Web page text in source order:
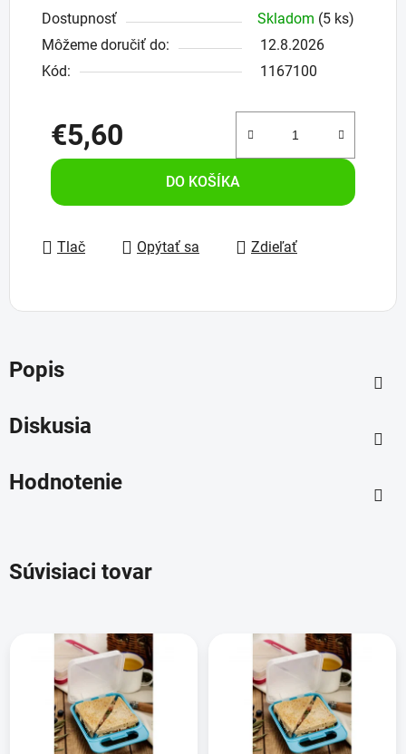
Dostupnosť Skladom (5 ks)
Môžeme doručiť do:
12.8.2026
Kód:
1167100
€5,60
Jednotková cena:
DO KOŠÍKA
Tlač Opýtať sa Zdieľať
Popis
Diskusia
Hodnotenie
Súvisiaci tovar